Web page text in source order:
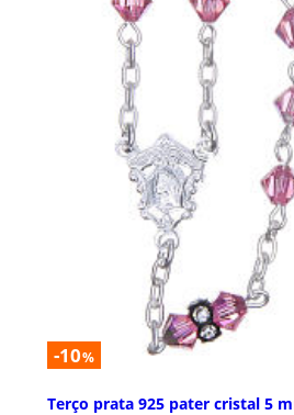
-10%
Terço prata 925 pater cristal 5